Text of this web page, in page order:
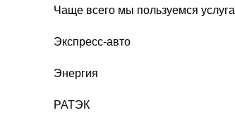
Чаще всего мы пользуемся
Экспресс-авто
Энергия
РАТЭК